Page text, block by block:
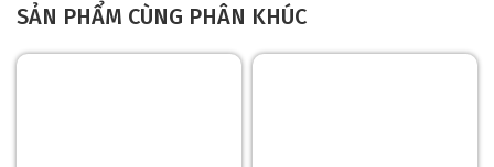
SẢN PHẨM CÙNG PHÂN KHÚC